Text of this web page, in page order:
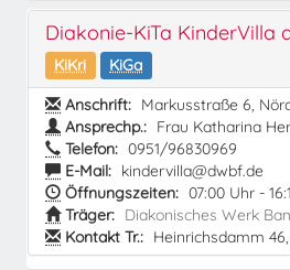
Diakonie-KiTa KinderVilla
KiKri
KiGa
Anschrift: Markusstraße 6,
Ansprechp.: Frau Katharina
Telefon: 0951/96830969
E-Mail: kindervilla@dwbf.de
Öffnungszeiten: 07:00 Uhr -
Träger: Diakonisches Werk
Kontakt Tr.: Heinrichsdamm